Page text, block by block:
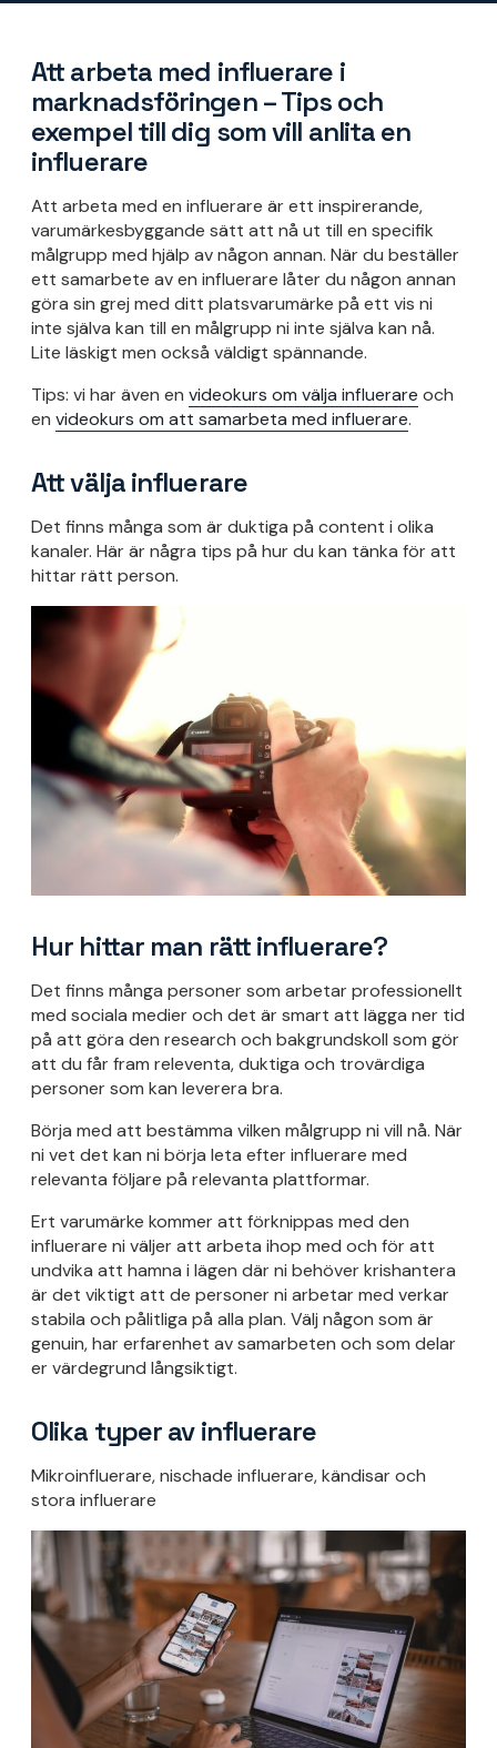
Att arbeta med influerare i
marknadsföringen – Tips och
exempel till dig som vill anlita en
influerare
Att arbeta med en influerare är ett inspirerande,
varumärkesbyggande sätt att nå ut till en specifik
målgrupp med hjälp av någon annan. När du beställer
ett samarbete av en influerare låter du någon annan
göra sin grej med ditt platsvarumärke på ett vis ni
inte själva kan till en målgrupp ni inte själva kan nå.
Lite läskigt men också väldigt spännande.
Tips: vi har även en videokurs om välja influerare och
en videokurs om att samarbeta med influerare.
Att välja influerare
Det finns många som är duktiga på content i olika
kanaler. Här är några tips på hur du kan tänka för att
hittar rätt person.
Hur hittar man rätt influerare?
Det finns många personer som arbetar professionellt
med sociala medier och det är smart att lägga ner tid
på att göra den research och bakgrundskoll som gör
att du får fram releventa, duktiga och trovärdiga
personer som kan leverera bra.
Börja med att bestämma vilken målgrupp ni vill nå. När
ni vet det kan ni börja leta efter influerare med
relevanta följare på relevanta plattformar.
Ert varumärke kommer att förknippas med den
influerare ni väljer att arbeta ihop med och för att
undvika att hamna i lägen där ni behöver krishantera
är det viktigt att de personer ni arbetar med verkar
stabila och pålitliga på alla plan. Välj någon som är
genuin, har erfarenhet av samarbeten och som delar
er värdegrund långsiktigt.
Olika typer av influerare
Mikroinfluerare, nischade influerare, kändisar och
stora influerare